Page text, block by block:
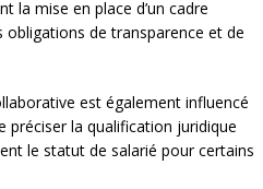
la mise en place d’un cadre
obligations de transparence et de
est également influencé
préciser la qualification juridique
le statut de salarié pour certains